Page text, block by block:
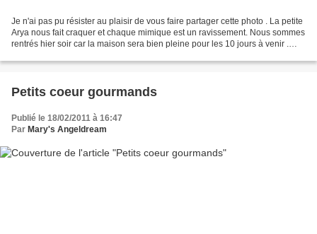
Je n'ai pas pu résister au plaisir de vous faire partager cette photo . La petite
Arya nous fait craquer et chaque mimique est un ravissement. Nous sommes
rentrés hier soir car la maison sera bien pleine pour les 10 jours à venir .
Petits coeur gourmands
Publié le 18/02/2011 à 16:47
Par Mary's Angeldream